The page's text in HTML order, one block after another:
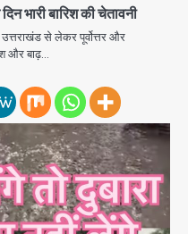
भारी बारिश की चेतावनी
से लेकर पूर्वोत्तर और
और बाढ़…
की बड़ी कामयाबी, चोरी के
करने वाले गिरोह का